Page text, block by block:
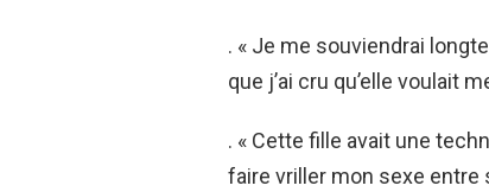
. « Je me souviendrai
que j’ai cru qu’elle voulait
. « Cette fille avait une
faire vriller mon sexe entre